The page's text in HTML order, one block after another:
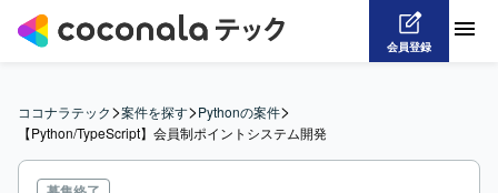
会員登録
ココナラテック>案件を探す>Pythonの案件>
【Python/TypeScript】会員制ポイントシステム開発